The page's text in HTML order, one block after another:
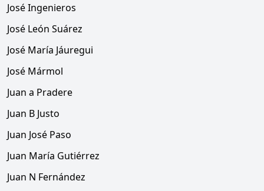
José Ingenieros
José León Suárez
José María Jáuregui
José Mármol
Juan a Pradere
Juan B Justo
Juan José Paso
Juan María Gutiérrez
Juan N Fernández